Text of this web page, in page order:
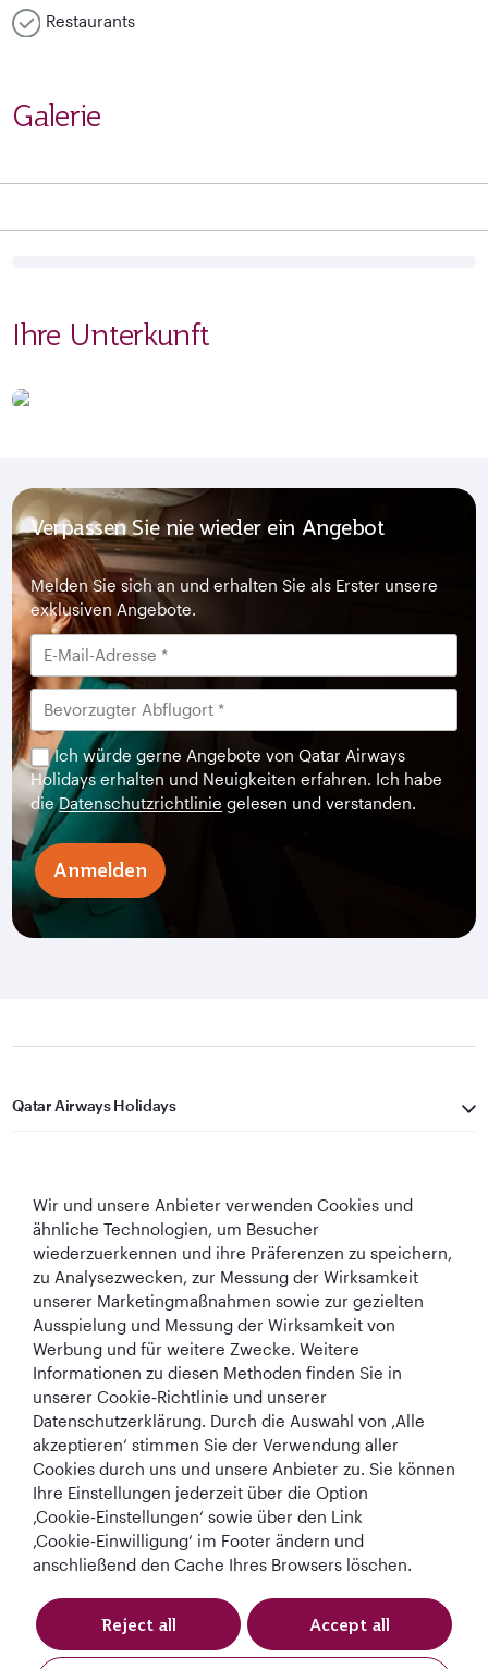
Restaurants
Galerie
Ihre Unterkunft
Verpassen Sie nie wieder ein Angebot
Melden Sie sich an und erhalten Sie als Erster unsere
exklusiven Angebote.
Ich würde gerne Angebote von Qatar Airways
Holidays erhalten und Neuigkeiten erfahren. Ich habe
dieDatenschutzrichtlinie gelesen und verstanden.
Anmelden
Qatar Airways Holidays
In Verbindung bleiben
Middle East
World's Best
Airline
World's Best
Business Class
Lounge
AGB Cookie-Richtlinie Datenschutzrichtlinie
Diese Website wird von Qatar Airways Holidays betrieben. Die Produkte
Wir und unsere Anbieter verwenden Cookies und
ähnliche Technologien, um Besucher
wiederzuerkennen und ihre Präferenzen zu speichern,
zu Analysezwecken, zur Messung der Wirksamkeit
unserer Marketingmaßnahmen sowie zur gezielten
Ausspielung und Messung der Wirksamkeit von
Werbung und für weitere Zwecke. Weitere
Informationen zu diesen Methoden finden Sie in
unserer Cookie‑Richtlinie und unserer
Datenschutzerklärung. Durch die Auswahl von ‚Alle
akzeptieren‘ stimmen Sie der Verwendung aller
Cookies durch uns und unsere Anbieter zu. Sie können
Ihre Einstellungen jederzeit über die Option
‚Cookie‑Einstellungen‘ sowie über den Link
‚Cookie‑Einwilligung‘ im Footer ändern und
anschließend den Cache Ihres Browsers löschen.
Reject all Accept all